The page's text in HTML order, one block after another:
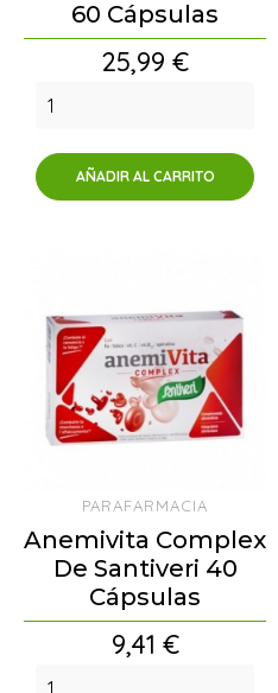
60 Cápsulas
Precio
25,99 €
AÑADIR AL CARRITO
PARAFARMACIA
Anemivita Complex
De Santiveri 40
Cápsulas
Precio
9,41 €